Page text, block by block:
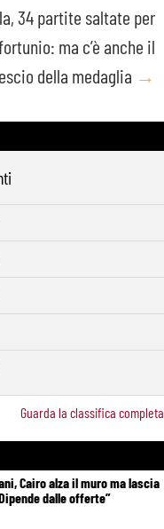
34 partite saltate per
ma c’è anche il
della medaglia →
Guarda la classifica completa
Cairo alza il muro ma lascia
dalle offerte”